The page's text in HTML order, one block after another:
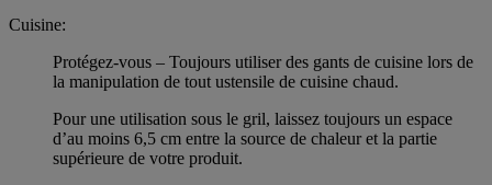
Cuisine:
Protégez-vous – Toujours utiliser des gants de cuisine lors de
la manipulation de tout ustensile de cuisine chaud.
Pour une utilisation sous le gril, laissez toujours un espace
d’au moins 6,5 cm entre la source de chaleur et la partie
supérieure de votre produit.